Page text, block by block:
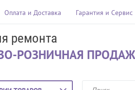
Оплата и Доставка Гарантия и Сервис
ремонта
РОЗНИЧНАЯ